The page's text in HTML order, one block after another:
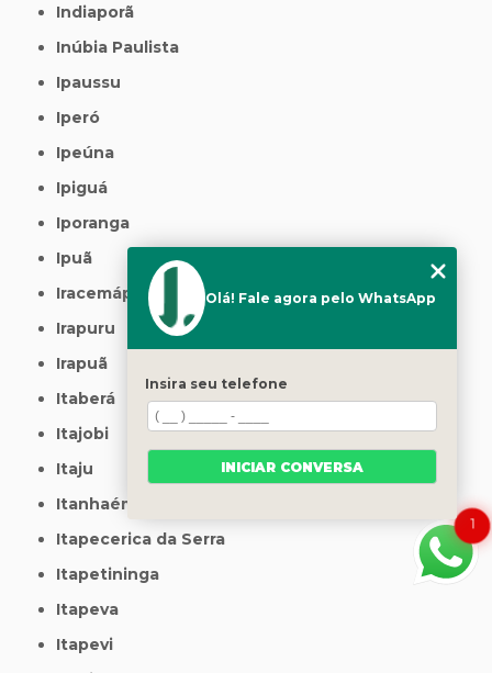
Indiaporã
Inúbia Paulista
Ipaussu
Iperó
Ipeúna
Ipiguá
Iporanga
Ipuã
Iracemápolis
Irapuru
Irapuã
Itaberá
Itajobi
Itaju
Itanhaém
Itapecerica da Serra
Itapetininga
Itapeva
Itapevi
1
Olá! Fale agora pelo WhatsApp
Insira seu telefone
INICIAR CONVERSA